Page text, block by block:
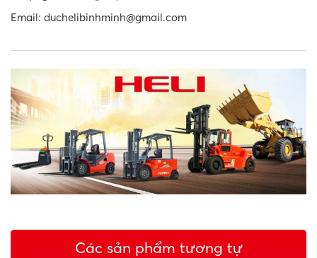
Email: duchelibinhminh@gmail.com
Các sản phẩm tương tự